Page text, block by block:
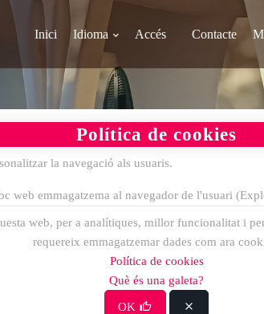
Inici Idioma Accés Contacte
Política de cookies
la navegació als usuaris.
web emmagatzema al navegador de l'usuari
i establir les seves preferències de navegació o
per on es troba l'usuari quan navega pel lloc
de temps.
web, per a analítiques, millor funcionalitat i
requereix emmagatzemar dades com ara
Política de cookies
Què és una galeta?
OK